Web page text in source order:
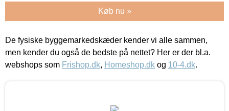
Køb nu »
De fysiske byggemarkedskæder kender vi alle sammen,
men kender du også de bedste på nettet? Her er der bl.a.
webshops som Frishop.dk, Homeshop.dk og 10-4.dk.